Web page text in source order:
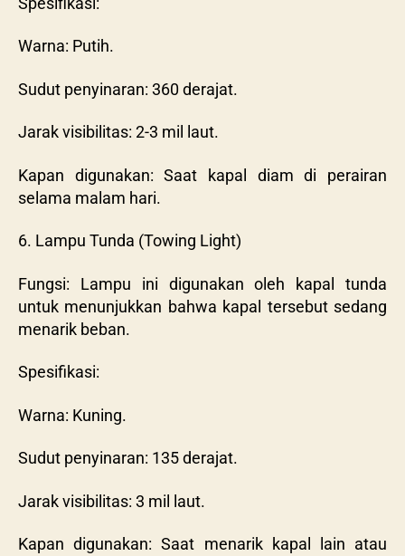
Warna: Putih.
Sudut penyinaran: 360 derajat.
Jarak visibilitas: 2-3 mil laut.
Kapan digunakan: Saat kapal diam di perairan
selama malam hari.
6. Lampu Tunda (Towing Light)
Fungsi: Lampu ini digunakan oleh kapal tunda
untuk menunjukkan bahwa kapal tersebut sedang
menarik beban.
Spesifikasi:
Warna: Kuning.
Sudut penyinaran: 135 derajat.
Jarak visibilitas: 3 mil laut.
Kapan digunakan: Saat menarik kapal lain atau